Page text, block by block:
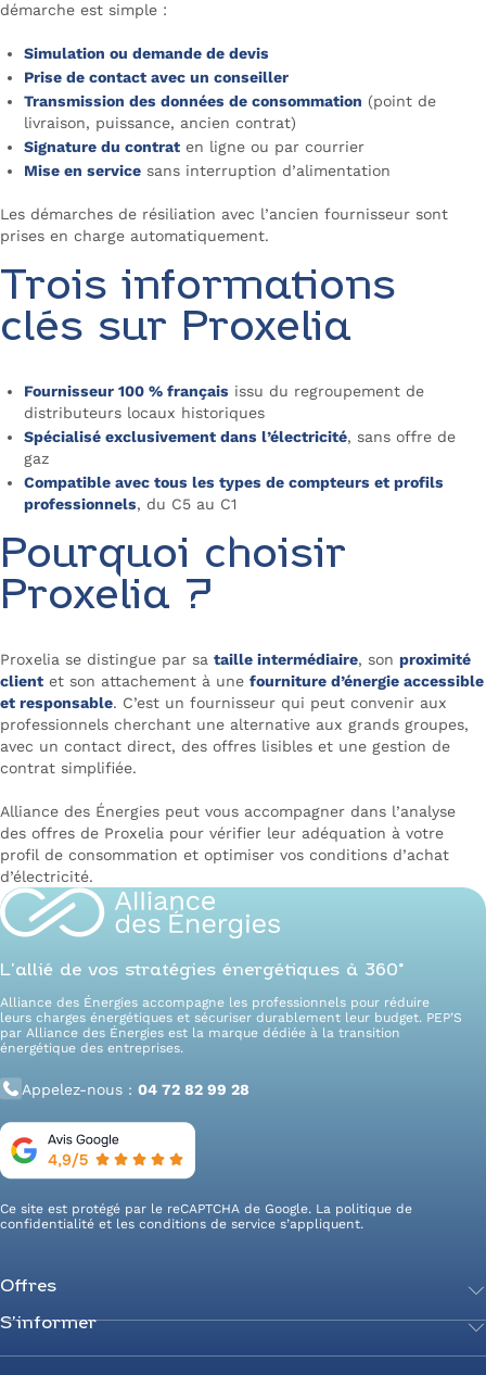
démarche est simple :
Simulation ou demande de devis
Prise de contact avec un conseiller
Transmission des données de consommation (point de
livraison, puissance, ancien contrat)
Signature du contrat en ligne ou par courrier
Mise en service sans interruption d’alimentation
Les démarches de résiliation avec l’ancien fournisseur sont
prises en charge automatiquement.
Trois informations
clés sur Proxelia
Fournisseur 100 % français issu du regroupement de
distributeurs locaux historiques
Spécialisé exclusivement dans l’électricité, sans offre de
gaz
Compatible avec tous les types de compteurs et profils
professionnels, du C5 au C1
Pourquoi choisir
Proxelia ?
Proxelia se distingue par sa taille intermédiaire, son proximité
client et son attachement à une fourniture d’énergie accessible
et responsable. C’est un fournisseur qui peut convenir aux
professionnels cherchant une alternative aux grands groupes,
avec un contact direct, des offres lisibles et une gestion de
contrat simplifiée.
Alliance des Énergies peut vous accompagner dans l’analyse
des offres de Proxelia pour vérifier leur adéquation à votre
profil de consommation et optimiser vos conditions d’achat
d’électricité.
L’allié de vos stratégies énergétiques à 360°
Alliance des Énergies accompagne les professionnels pour réduire
leurs charges énergétiques et sécuriser durablement leur budget. PEP’S
par Alliance des Énergies est la marque dédiée à la transition
énergétique des entreprises.
Appelez-nous : 04 72 82 99 28
Ce site est protégé par le reCAPTCHA de Google. La politique de
confidentialité et les conditions de service s’appliquent.
Offres
Achetez votre énergie
Transition énergétique
S’informer
Actualités